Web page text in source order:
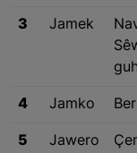
3 Jamek
4 Jamko
5 Jawero